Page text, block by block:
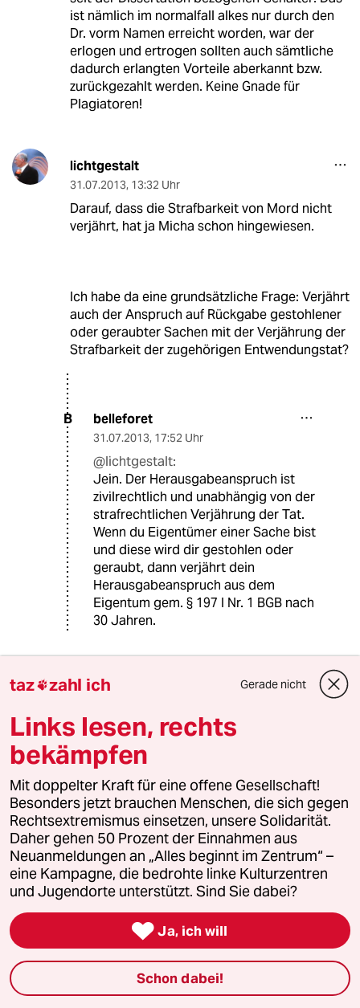
ist nämlich im normalfall alkes nur durch den
Dr. vorm Namen erreicht worden, war der
erlogen und ertrogen sollten auch sämtliche
dadurch erlangten Vorteile aberkannt bzw.
zurückgezahlt werden. Keine Gnade für
Plagiatoren!
lichtgestalt
31.07.2013, 13:32 Uhr
Darauf, dass die Strafbarkeit von Mord nicht
verjährt, hat ja Micha schon hingewiesen.
Ich habe da eine grundsätzliche Frage: Verjährt
auch der Anspruch auf Rückgabe gestohlener
oder geraubter Sachen mit der Verjährung der
Strafbarkeit der zugehörigen Entwendungstat?
B belleforet
31.07.2013, 17:52 Uhr
@lichtgestalt:
Jein. Der Herausgabeanspruch ist
zivilrechtlich und unabhängig von der
strafrechtlichen Verjährung der Tat.
Wenn du Eigentümer einer Sache bist
und diese wird dir gestohlen oder
geraubt, dann verjährt dein
Herausgabeanspruch aus dem
Eigentum gem. § 197 I Nr. 1 BGB nach
30 Jahren.
G Gast
Es ist angemessen, dass Verstöße gegen die
Promotionsordnung nicht verjähren, weil das
Risiko aufzufliegen (zumindest damals)
verschwindend gering war. Würden
Dissertation anständig überprüft, könnte man
über Verjährungsfristen nachdenken.
S steve
31.07.2013,13:16 Uhr
Anstatt zu schummeln, sollten Leute die
unbedingt einen Doktortitel haben wollen, sich
einen kirchlichen Ehrendoktortitel zulegen.
Beispielsweise auf www.title-town.eu oder bei
ähnlichen Institutionen. Die sind wenigstens
taz zahl ich Gerade nicht
Links lesen, rechts
bekämpfen
Mit doppelter Kraft für eine offene Gesellschaft!
Besonders jetzt brauchen Menschen, die sich gegen
Rechtsextremismus einsetzen, unsere Solidarität.
Daher gehen 50 Prozent der Einnahmen aus
Neuanmeldungen an „Alles beginnt im Zentrum“ –
eine Kampagne, die bedrohte linke Kulturzentren
und Jugendorte unterstützt. Sind Sie dabei?
 Ja, ich will
Schon dabei!